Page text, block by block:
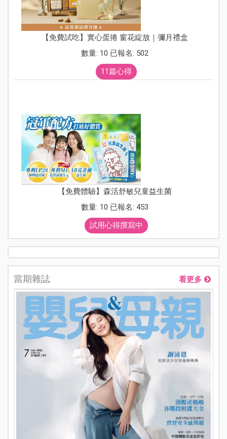
【免費試吃】實心蛋捲 窗花綻放｜彌月禮盒
數量: 10 已報名: 502
11篇心得
【免費體驗】森活舒敏兒童益生菌
數量: 10 已報名: 453
試用心得撰寫中
當期雜誌 看更多